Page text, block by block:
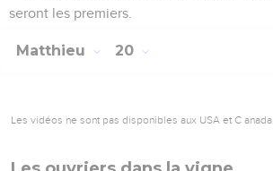
seront les premiers.
Matthieu 20
Les vidéos ne sont pas disponibles aux USA et C anada.